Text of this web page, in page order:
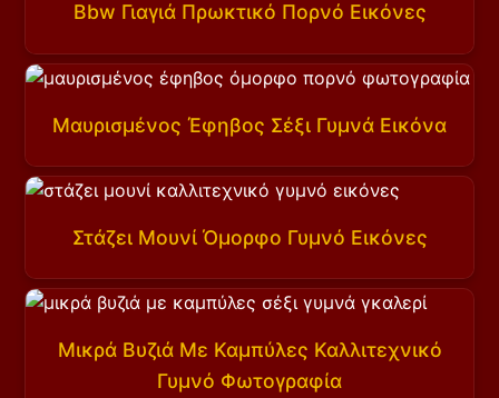
Bbw Γιαγιά Πρωκτικό Πορνό Εικόνες
Μαυρισμένος Έφηβος Σέξι Γυμνά Εικόνα
Στάζει Μουνί Όμορφο Γυμνό Εικόνες
Μικρά Βυζιά Με Καμπύλες Καλλιτεχνικό
Γυμνό Φωτογραφία